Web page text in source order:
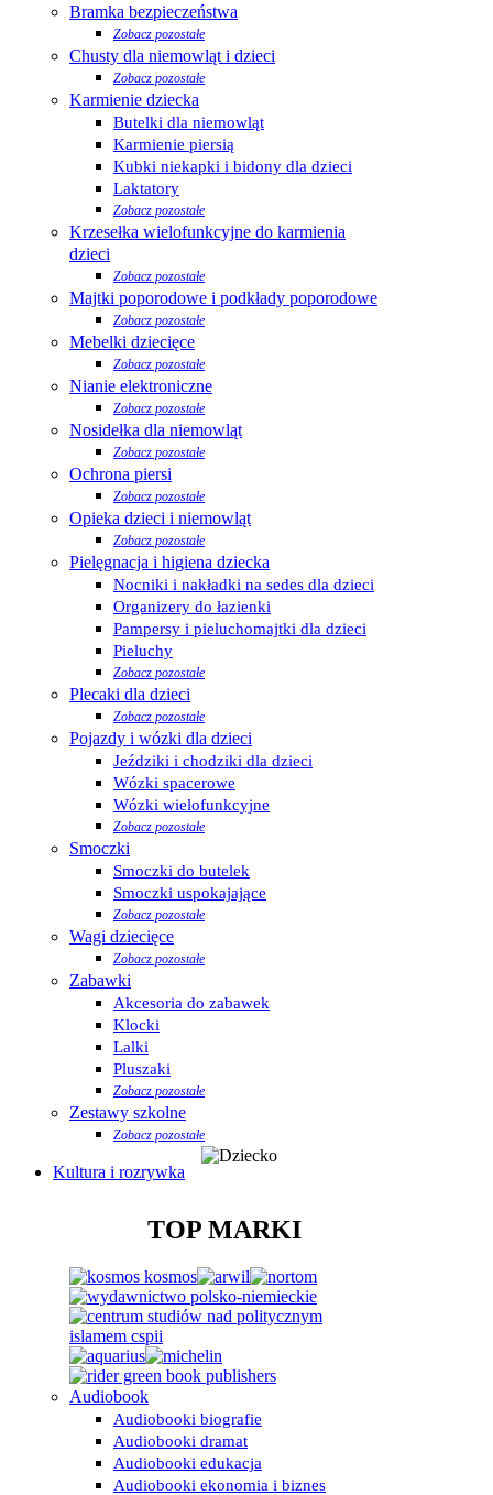
Bramka bezpieczeństwa
Zobacz pozostałe
Chusty dla niemowląt i dzieci
Zobacz pozostałe
Karmienie dziecka
Butelki dla niemowląt
Karmienie piersią
Kubki niekapki i bidony dla dzieci
Laktatory
Zobacz pozostałe
Krzesełka wielofunkcyjne do karmienia
dzieci
Zobacz pozostałe
Majtki poporodowe i podkłady poporodowe
Zobacz pozostałe
Mebelki dziecięce
Zobacz pozostałe
Nianie elektroniczne
Zobacz pozostałe
Nosidełka dla niemowląt
Zobacz pozostałe
Ochrona piersi
Zobacz pozostałe
Opieka dzieci i niemowląt
Zobacz pozostałe
Pielęgnacja i higiena dziecka
Nocniki i nakładki na sedes dla dzieci
Organizery do łazienki
Pampersy i pieluchomajtki dla dzieci
Pieluchy
Zobacz pozostałe
Plecaki dla dzieci
Zobacz pozostałe
Pojazdy i wózki dla dzieci
Jeździki i chodziki dla dzieci
Wózki spacerowe
Wózki wielofunkcyjne
Zobacz pozostałe
Smoczki
Smoczki do butelek
Smoczki uspokajające
Zobacz pozostałe
Wagi dziecięce
Zobacz pozostałe
Zabawki
Akcesoria do zabawek
Klocki
Lalki
Pluszaki
Zobacz pozostałe
Zestawy szkolne
Zobacz pozostałe
Kultura i rozrywka
TOP MARKI
Audiobook
Audiobooki biografie
Audiobooki dramat
Audiobooki edukacja
Audiobooki ekonomia i biznes